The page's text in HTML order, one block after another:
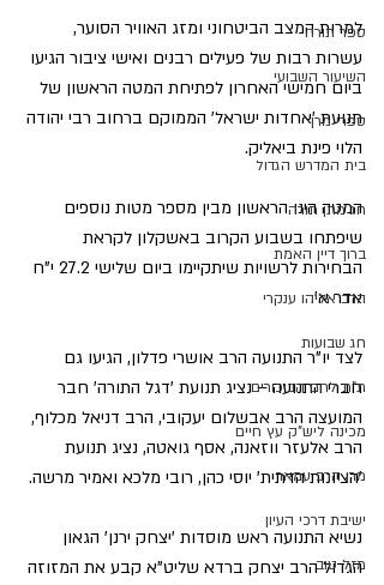
ספר תורה
השיעור השבועי
ספרי מרן
בית המדרש הגדול
חג מתן תורה
ברוך דיין האמת
הרב אליהו ענקרי
חג שבועות
ת"ת לחם הביכורים
מכינה ליש"ק עץ חיים
מרן הרב עמאר
ישיבת דרכי העיון
מזל טוב
למרות המצב הביטחוני ומזג האוויר הסוער,
עשרות רבות של פעילים רבנים ואישי ציבור הגיעו
ביום חמישי האחרון לפתיחת המטה הראשון של
תנועת 'אחדות ישראל' הממוקם ברחוב רבי יהודה
הלוי פינת ביאליק.
המטה הינו הראשון מבין מספר מטות נוספים
שיפתחו בשבוע הקרוב באשקלון לקראת
הבחירות לרשויות שיתקיימו ביום שלישי 27.2 י"ח
אדר א'.
לצד יו"ר התנועה הרב אושרי פדלון, הגיעו גם
חברי התנועה – נציג תנועת 'דגל התורה' חבר
המועצה הרב אבשלום יעקובי, הרב דניאל מכלוף,
הרב אלעזר ווזאנה, אסף גואטה, נציג תנועת
'הציונות הדתית' יוסי כהן, רובי מלכא ואמיר מרשה.
נשיא התנועה ראש מוסדות 'יצחק ירנן' הגאון
הגדול הרב יצחק ברדא שליט"א קבע את המזוזה